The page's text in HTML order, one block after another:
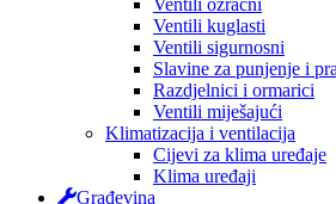
Ventili ozračni
Ventili kuglasti
Ventili sigurnosni
Slavine za punjenje i
Razdjelnici i ormarici
Ventili miješajući
Klimatizacija i ventilacija
Cijevi za klima uređaje
Klima uređaji
Građevina